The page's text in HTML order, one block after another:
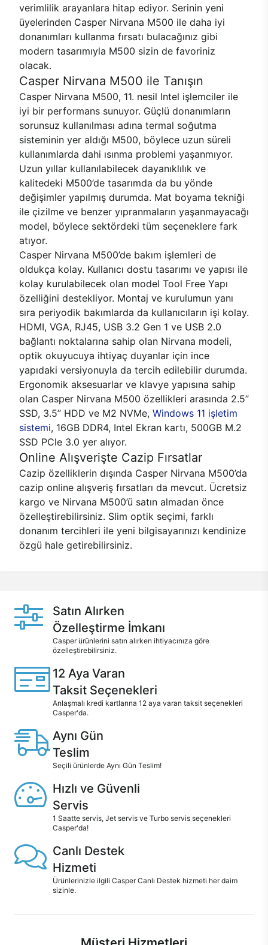
verimlilik arayanlara hitap ediyor. Serinin yeni
üyelerinden Casper Nirvana M500 ile daha iyi
donanımları kullanma fırsatı bulacağınız gibi
modern tasarımıyla M500 sizin de favoriniz
olacak.
Casper Nirvana M500 ile Tanışın
Casper Nirvana M500, 11. nesil Intel işlemciler ile
iyi bir performans sunuyor. Güçlü donanımların
sorunsuz kullanılması adına termal soğutma
sisteminin yer aldığı M500, böylece uzun süreli
kullanımlarda dahi ısınma problemi yaşanmıyor.
Uzun yıllar kullanılabilecek dayanıklılık ve
kalitedeki M500’de tasarımda da bu yönde
değişimler yapılmış durumda. Mat boyama tekniği
ile çizilme ve benzer yıpranmaların yaşanmayacağı
model, böylece sektördeki tüm seçeneklere fark
atıyor.
Casper Nirvana M500’de bakım işlemleri de
oldukça kolay. Kullanıcı dostu tasarımı ve yapısı ile
kolay kurulabilecek olan model Tool Free Yapı
özelliğini destekliyor. Montaj ve kurulumun yanı
sıra periyodik bakımlarda da kullanıcıların işi kolay.
HDMI, VGA, RJ45, USB 3.2 Gen 1 ve USB 2.0
bağlantı noktalarına sahip olan Nirvana modeli,
optik okuyucuya ihtiyaç duyanlar için ince
yapıdaki versiyonuyla da tercih edilebilir durumda.
Ergonomik aksesuarlar ve klavye yapısına sahip
olan Casper Nirvana M500 özellikleri arasında 2.5’’
SSD, 3.5’’ HDD ve M2 NVMe, Windows 11 işletim
sistemi, 16GB DDR4, Intel Ekran kartı, 500GB M.2
SSD PCle 3.0 yer alıyor.
Online Alışverişte Cazip Fırsatlar
Cazip özelliklerin dışında Casper Nirvana M500’da
cazip online alışveriş fırsatları da mevcut. Ücretsiz
kargo ve Nirvana M500’ü satın almadan önce
özelleştirebilirsiniz. Slim optik seçimi, farklı
donanım tercihleri ile yeni bilgisayarınızı kendinize
özgü hale getirebilirsiniz.
Satın Alırken
Özelleştirme İmkanı
Casper ürünlerini satın alırken ihtiyacınıza göre
özelleştirebilirsiniz.
12 Aya Varan
Taksit Seçenekleri
Anlaşmalı kredi kartlarına 12 aya varan taksit seçenekleri
Casper'da.
Aynı Gün
Teslim
Seçili ürünlerde Aynı Gün Teslim!
Hızlı ve Güvenli
Servis
1 Saatte servis, Jet servis ve Turbo servis seçenekleri
Casper'da!
Canlı Destek
Hizmeti
Ürünlerinizle ilgili Casper Canlı Destek hizmeti her daim
sizinle.